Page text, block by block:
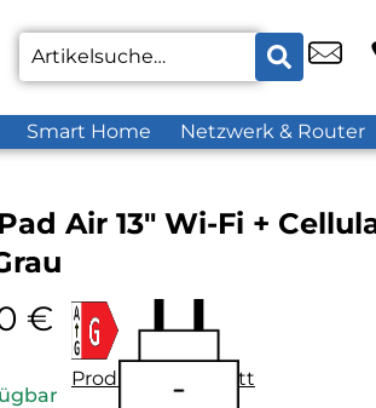
Smart Home Netzwerk & Router
Air 13″ Wi-Fi +
€
Produktdatenblatt